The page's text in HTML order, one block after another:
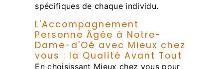
spécifiques de chaque individu.
L'Accompagnement
Personne Âgée à Notre-
Dame-d'Oé avec Mieux chez
vous : la Qualité Avant Tout
En choisissant Mieux chez vous pour